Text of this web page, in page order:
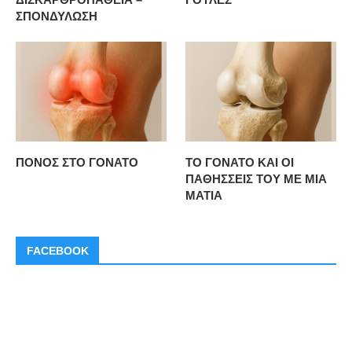
ΣΠΟΝΔΥΛΩΣΗ
ΠΟΝΟΣ ΣΤΟ ΓΟΝΑΤΟ
ΤΟ ΓΟΝΑΤΟ ΚΑΙ ΟΙ
ΠΑΘΗΣΣΕΙΣ ΤΟΥ ΜΕ ΜΙΑ
ΜΑΤΙΑ
FACEBOOK